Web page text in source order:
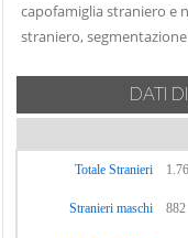
capofamiglia straniero e
straniero,
DATI
Totale Stranieri
Stranieri maschi 882